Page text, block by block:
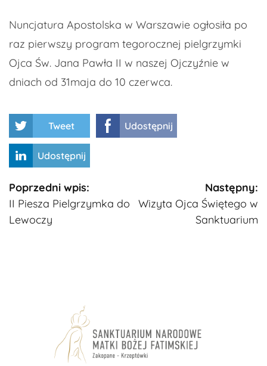
Nuncjatura Apostolska w Warszawie ogłosiła po
raz pierwszy program tegorocznej pielgrzymki
Ojca Św. Jana Pawła II w naszej Ojczyźnie w
dniach od 31maja do 10 czerwca.
Tweet Udostępnij
Udostępnij
Kontynuuj
czytanie
Poprzedni wpis:
II Piesza Pielgrzymka do
Lewoczy
Następny:
Wizyta Ojca Świętego w
Sanktuarium